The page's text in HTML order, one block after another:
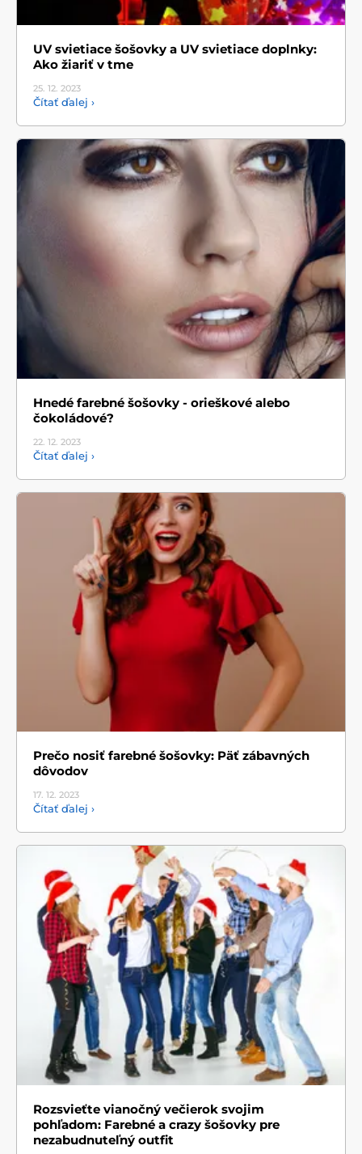
UV svietiace šošovky a UV svietiace doplnky:
Ako žiariť v tme
25. 12. 2023
Čítať ďalej ›
Hnedé farebné šošovky - orieškové alebo
čokoládové?
22. 12. 2023
Čítať ďalej ›
Prečo nosiť farebné šošovky: Päť zábavných
dôvodov
17. 12. 2023
Čítať ďalej ›
Rozsvieťte vianočný večierok svojim
pohľadom: Farebné a crazy šošovky pre
nezabudnuteľný outfit